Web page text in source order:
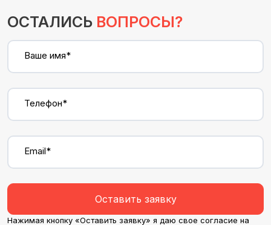
ОСТАЛИСЬ ВОПРОСЫ?
Ваше имя*
Телефон*
Email*
Оставить заявку
Нажимая кнопку «Оставить заявку» я даю свое согласие на